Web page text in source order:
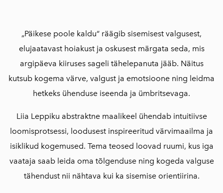
„Päikese poole kaldu“ räägib sisemisest valgusest,
elujaatavast hoiakust ja oskusest märgata seda, mis
argipäeva kiiruses sageli tähelepanuta jääb. Näitus
kutsub kogema värve, valgust ja emotsioone ning leidma
hetkeks ühenduse iseenda ja ümbritsevaga.
Liia Leppiku abstraktne maalikeel ühendab intuitiivse
loomisprotsessi, loodusest inspireeritud värvimaailma ja
isiklikud kogemused. Tema teosed loovad ruumi, kus iga
vaataja saab leida oma tõlgenduse ning kogeda valguse
tähendust nii nähtava kui ka sisemise orientiirina.